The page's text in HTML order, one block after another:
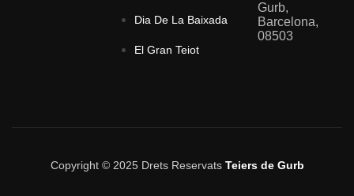
Dia De La Baixada
El Gran Teiot
Gurb,
Barcelona,
08503
Copyright © 2025 Drets Reservats Teiers de Gurb